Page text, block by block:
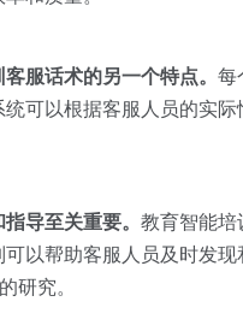
服话术的另一个特点。 每
可以根据客服人员的实
导至关重要。 教育智能培
以帮助客服人员及时发
研究。